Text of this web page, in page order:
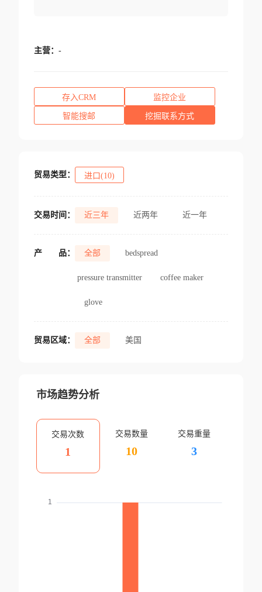
主营： -
存入CRM 监控企业
智能搜邮 挖掘联系方式
贸易类型： 进口(10)
交易时间： 近三年 近两年 近一年
产 品： 全部 bedspread
pressure transmitter coffee maker
glove
贸易区域： 全部 美国
市场趋势分析
交易次数
1
交易数量
10
交易重量
3